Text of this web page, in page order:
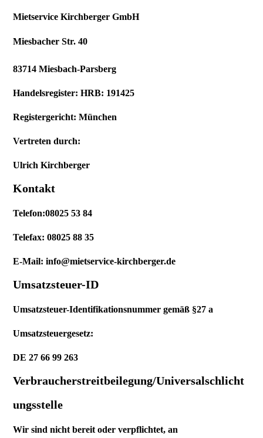
Mietservice Kirchberger GmbH
Miesbacher Str. 40
83714 Miesbach-Parsberg
Handelsregister: HRB: 191425
Registergericht: München
Vertreten durch:
Ulrich Kirchberger
Kontakt
Telefon:08025 53 84
Telefax: 08025 88 35
E-Mail: info@mietservice-kirchberger.de
Umsatzsteuer-ID
Umsatzsteuer-Identifikationsnummer gemäß §27 a
Umsatzsteuergesetz:
DE 27 66 99 263
Verbraucherstreitbeilegung/Universalschlicht
ungsstelle
Wir sind nicht bereit oder verpflichtet, an